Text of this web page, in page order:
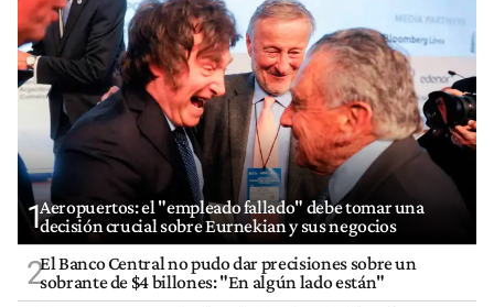
1Aeropuertos: el "empleado fallado" debe tomar una
decisión crucial sobre Eurnekian y sus negocios
2El Banco Central no pudo dar precisiones sobre un
sobrante de $4 billones: "En algún lado están"